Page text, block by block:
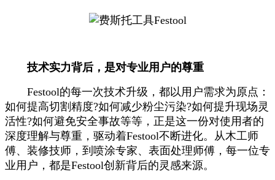
技术实力背后，是对专业用户的尊重
Festool的每一次技术升级，都以用户需求为原点：
如何提高切割精度?如何减少粉尘污染?如何提升现场灵
活性?如何避免安全事故等等，正是这一份对使用者的
深度理解与尊重，驱动着Festool不断进化。从木工师
傅、装修技师，到喷涂专家、表面处理师傅，每一位专
业用户，都是Festool创新背后的灵感来源。